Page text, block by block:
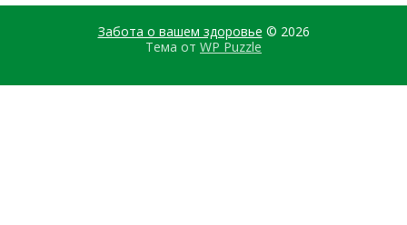
Забота о вашем здоровье © 2026
Тема от WP Puzzle